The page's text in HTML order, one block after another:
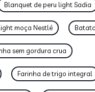
Blanquet de peru light Sadia
moça Nestlé
sem gordura crua
Farinha de trigo integral